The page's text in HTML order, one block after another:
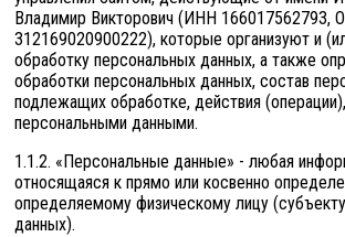
Владимир Викторович (ИНН 166017562793,
312169020900222), которые организуют и
обработку персональных данных, а также
обработки персональных данных, состав
подлежащих обработке, действия
персональными данными.
1.1.2. «Персональные данные» - любая
относящаяся к прямо или косвенно
определяемому физическому лицу
данных).